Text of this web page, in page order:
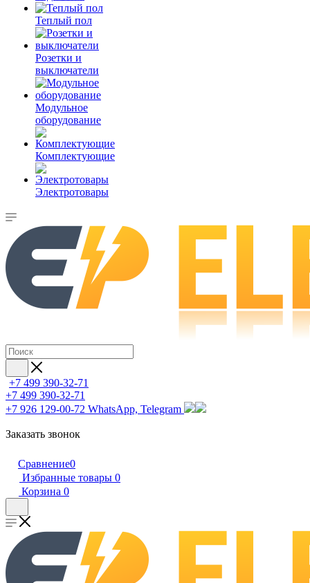
Теплый пол
Розетки и
выключатели
Модульное
оборудование
Комплектующие
Электротовары
+7 499 390-32-71
+7 499 390-32-71
+7 926 129-00-72 WhatsApp, Telegram
Заказать звонок
Сравнение0
Избранные товары 0
Корзина 0